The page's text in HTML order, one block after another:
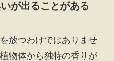
が出ることがある
放つわけではありませ
物体から独特の香りが